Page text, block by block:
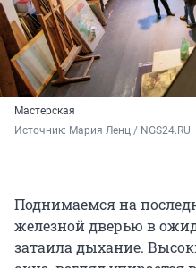
Мастерская
Источник: Мария Ленц / NGS24.RU
Поднимаемся на
железной дверью в
затаила дыхание.